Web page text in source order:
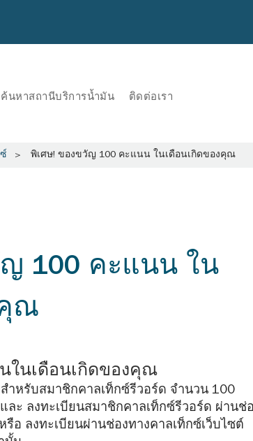
ค้นหาสถานีบริการน้ำมัน ติดต่อเรา
พิเศษ! ของขวัญ 100 คะแนน ในเดือนเกิดของคุณ
100 คะแนน ใน
ณ
ในเดือนเกิดของคุณ
ำหรับสมาชิกคาลเท็กซ์รีวอร์ด จำนวน 100
ะ ลงทะเบียนสมาชิกคาลเท็กซ์รีวอร์ด ผ่านช่
หรือ ลงทะเบียนผ่านช่องทางคาลเท็กซ์เว็บไซต์